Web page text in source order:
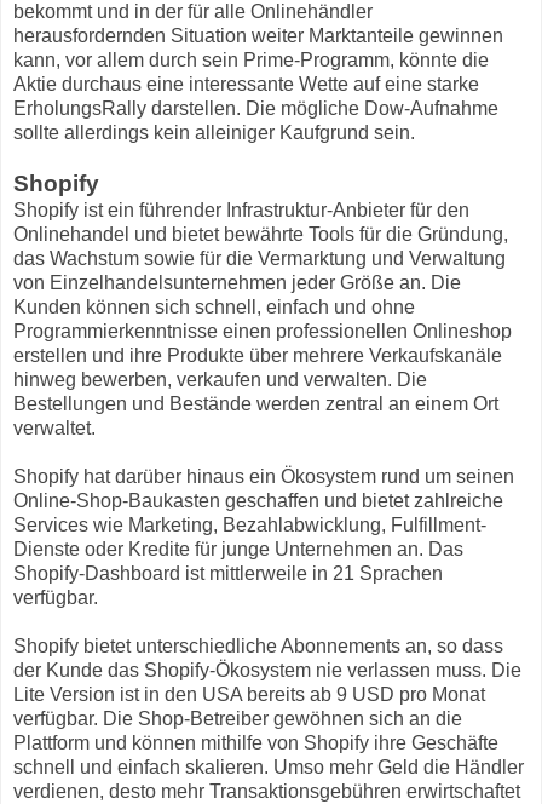
bekommt und in der für alle Onlinehändler
herausfordernden Situation weiter Marktanteile gewinnen
kann, vor allem durch sein Prime-Programm, könnte die
Aktie durchaus eine interessante Wette auf eine starke
ErholungsRally darstellen. Die mögliche Dow-Aufnahme
sollte allerdings kein alleiniger Kaufgrund sein.
Shopify
Shopify ist ein führender Infrastruktur-Anbieter für den
Onlinehandel und bietet bewährte Tools für die Gründung,
das Wachstum sowie für die Vermarktung und Verwaltung
von Einzelhandelsunternehmen jeder Größe an. Die
Kunden können sich schnell, einfach und ohne
Programmierkenntnisse einen professionellen Onlineshop
erstellen und ihre Produkte über mehrere Verkaufskanäle
hinweg bewerben, verkaufen und verwalten. Die
Bestellungen und Bestände werden zentral an einem Ort
verwaltet.
Shopify hat darüber hinaus ein Ökosystem rund um seinen
Online-Shop-Baukasten geschaffen und bietet zahlreiche
Services wie Marketing, Bezahlabwicklung, Fulfillment-
Dienste oder Kredite für junge Unternehmen an. Das
Shopify-Dashboard ist mittlerweile in 21 Sprachen
verfügbar.
Shopify bietet unterschiedliche Abonnements an, so dass
der Kunde das Shopify-Ökosystem nie verlassen muss. Die
Lite Version ist in den USA bereits ab 9 USD pro Monat
verfügbar. Die Shop-Betreiber gewöhnen sich an die
Plattform und können mithilfe von Shopify ihre Geschäfte
schnell und einfach skalieren. Umso mehr Geld die Händler
verdienen, desto mehr Transaktionsgebühren erwirtschaftet